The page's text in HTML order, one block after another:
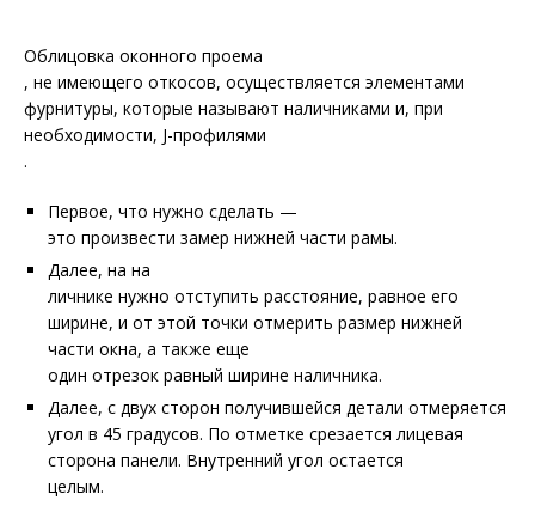
Облицовка оконного проема
, не имеющего откосов, осуществляется элементами
фурнитуры, которые называют наличниками и, при
необходимости, J-профилями
.
Первое, что нужно сделать —
это произвести замер нижней части рамы.
Далее, на на
личнике нужно отступить расстояние, равное его
ширине, и от этой точки отмерить размер нижней
части окна, а также еще
один отрезок равный ширине наличника.
Далее, с двух сторон получившейся детали отмеряется
угол в 45 градусов. По отметке срезается лицевая
сторона панели. Внутренний угол остается
целым.